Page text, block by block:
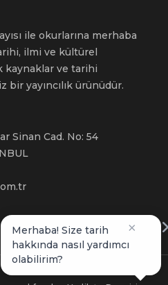
ile okurlarına merhaba
ilmi ve kültürel
kaynaklar ve tarihi
bir yayıncılık ürünüdür.
Sinan Cad. No: 54
×
Merhaba! Size tarih
hakkında nasıl yardımcı
olabilirim?